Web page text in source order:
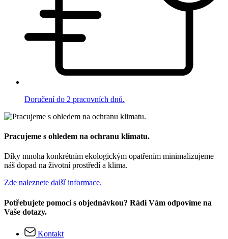
Doručení do 2 pracovních dnů.
Pracujeme s ohledem na ochranu klimatu.
Díky mnoha konkrétním ekologickým opatřením minimalizujeme
náš dopad na životní prostředí a klima.
Zde naleznete další informace.
Potřebujete pomoci s objednávkou? Rádi Vám odpovíme na
Vaše dotazy.
Kontakt